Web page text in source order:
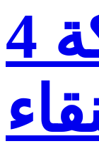
سميكة 4x8